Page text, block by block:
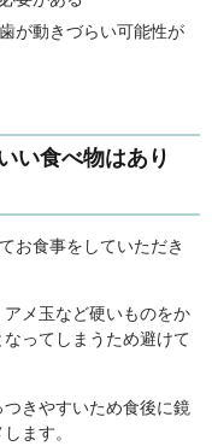
が動きづらい可能性が
い食べ物はあり
お食事をしていただき
メ玉など硬いものをか
ってしまうため避けて
きやすいため食後に鏡
ます。